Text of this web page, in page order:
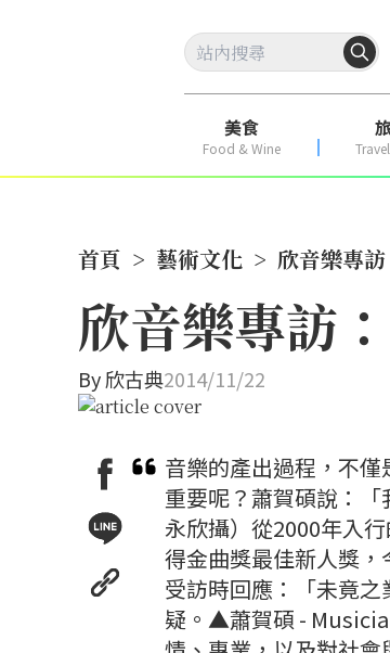
美食
Food & Wine
首頁 > 藝術文化 > 欣音樂專
欣音樂專訪
By欣古典2014/11/22
音樂的產出過程，不
重要呢？蕭賀碩說：
永欣攝）從2000年入
得金曲獎最佳新人獎
受訪時回應：「未竟
疑。▲蕭賀碩 -